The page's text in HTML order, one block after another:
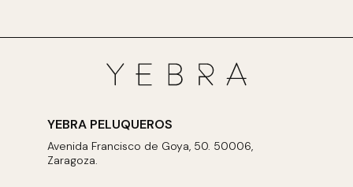
YEBRA PELUQUEROS
Avenida Francisco de Goya, 50. 50006,
Zaragoza.